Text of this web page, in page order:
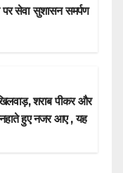
पर सेवा सुशासन समर्पण
शराब पीकर और
हुए नजर आए , यह